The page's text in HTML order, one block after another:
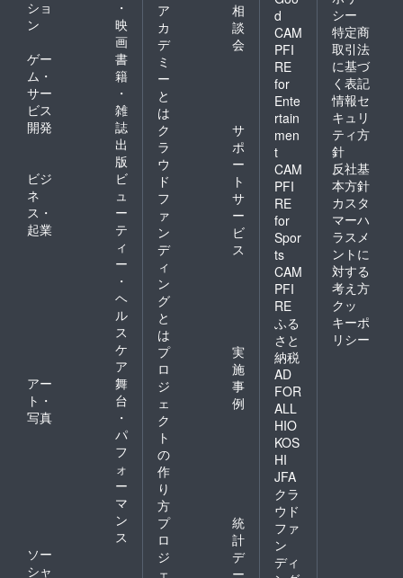
ショ
ン
・
映
画
ゲー
ム・
サー
ビス
開発
書
籍
・
雑
誌
出
版
ビジ
ネ
ス・
起業
ビ
ュ
ー
テ
ィ
ー
・
ヘ
ル
ス
ケ
ア
アー
ト・
写真
舞
台
・
パ
フ
ォ
ー
マ
ン
ス
ソー
シャ
ア
カ
デ
ミ
ー
と
は
相
談
会
ク
ラ
ウ
ド
フ
ァ
ン
デ
ィ
ン
グ
と
は
サ
ポ
ー
ト
サ
ー
ビ
ス
プ
ロ
ジ
ェ
ク
ト
の
作
り
方
実
施
事
例
プ
ロ
ジ
ェ
統
計
デ
ー
d
CAM
PFI
RE
for
Ente
rtain
men
t
CAM
PFI
RE
for
Spor
ts
CAM
PFI
RE
ふる
さと
納税
AD
FOR
ALL
HIO
KOS
HI
JFA
クラ
ウド
ファ
ン
ディ
シー
特定商
取引法
に基づ
く表記
情報セ
キュリ
ティ方
針
反社基
本方針
カスタ
マーハ
ラスメ
ントに
対する
考え方
クッ
キーポ
リシー